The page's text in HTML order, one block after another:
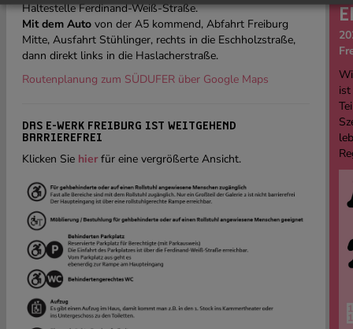
Haltestelle Ferdinand-Weiß-Straße.
Mit dem Auto von der A5 kommend, Abfahrt Freiburg
Mitte, Ausfahrt Stühlinger, rechts in die Eschholzstraße,
dann direkt links in die Haslacherstraße.
Routenplanung zum SÜDUFER über Google Maps
DAS E-WERK FREIBURG IST WEITGEHEND
BARRIEREFREI
Klicken Sie hier für eine vergrößerte Ansicht.